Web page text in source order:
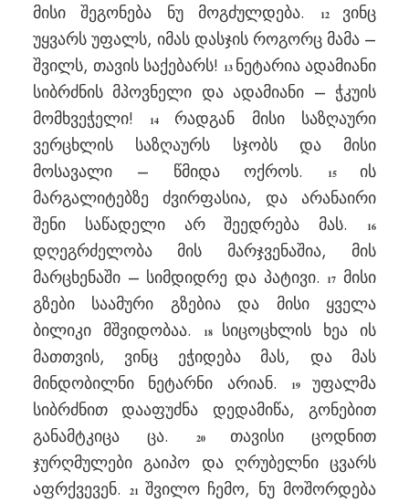
მისი შეგონება ნუ მოგძულდება.
12 ვინც
უყვარს უფალს, იმას დასჯის როგორც მამა –
შვილს, თავის საქებარს! 13 ნეტარია ადამიანი
სიბრძნის მპოვნელი და ადამიანი – ჭკუის
მომხვეჭელი!
14 რადგან მისი საზღაური
ვერცხლის საზღაურს სჯობს და მისი
მოსავალი – წმიდა ოქროს.
15 ის
მარგალიტებზე ძვირფასია, და არანაირი
შენი საწადელი არ შეედრება მას.
16
დღეგრძელობა მის მარჯვენაშია, მის
მარცხენაში – სიმდიდრე და პატივი.
17
მისი
გზები საამური გზებია და მისი ყველა
ბილიკი მშვიდობაა.
18 სიცოცხლის ხეა ის
მათთვის, ვინც ეჭიდება მას, და მას
მინდობილნი ნეტარნი არიან.
19უფალმა
სიბრძნით დააფუძნა დედამიწა, გონებით
განამტკიცა ცა.
20თავისი ცოდნით
ჯურღმულები გაიპო და ღრუბელნი ცვარს
აფრქვევენ.
21 შვილო ჩემო, ნუ მოშორდება